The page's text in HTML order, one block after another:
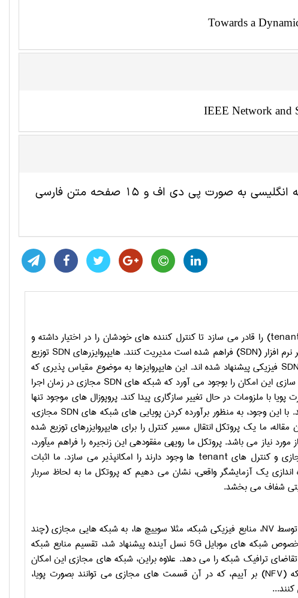
Towards a
IEEE Network and
این مقاله ترجمه شده مهندسی کامپیوتر و IT شامل 6 صفحه انگلیسی به صورت پی دی اف و 15 صفحه متن فارسی
) را قادر می­ سازد تا کنترل کننده­ های خودشان را در اختیار داشته و
افزار (SDN) فراهم شده است مدیریت کنند. هایپروایزرهای SDN توزیع
SDN فیزیکی پیشنهاد شده اند. این هایپروایزها به موضوع مقیاس پذیری که
سازی این امکان را بوجود می آورد که شبکه های SDN مجازی در زمان اجرا
پویا با ملزومات در حال تغییر سازگاری پیدا کند. پروپوزال های موجود تنها
با این وجود، به منظور برآورده کردن پویایی های شبکه های SDN مجازی،
ما یک پروتکل انتقال مسیر کنترل را برای هایپروایزرهای توزیع شده
نیاز می باشد. پروتکل ما رویه­­ی مفقوده­ی این زنجیره را فراهم می­آورد،
و کنترل هایtenant ها وجود دارند را امکان­پذیر می ­سازد. ما اثبات
­اندازی یک آزمایشگر واقعی، نشان می دهیم که پروتکل ما به لحاظ سربار
شفاف می بخشد.
NV، منابع فیزیکی شبکه، مثلا سوییچ ها، به شبکه هایی مجازی (چند
5G نسل آینده پیشنهاد شد، تقسیم منابع شبکه
ترافیک شبکه را می دهد. علاوه براین، شبکه های مجازی این امکان
(
NFV) بر آییم، که در آن قسمت های مجازی می توانند بصورت پویا،
..